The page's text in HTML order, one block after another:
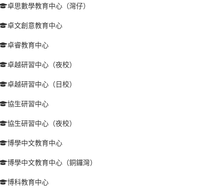
卓思數學教育中心（灣仔）
卓文創意教育中心
卓睿教育中心
卓越研習中心（夜校）
卓越研習中心（日校）
協生研習中心
協生研習中心（夜校）
博學中文教育中心
博學中文教育中心（銅鑼灣）
博科教育中心